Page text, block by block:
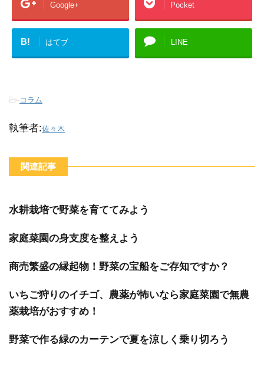
Google+ Pocket
B! はてブ LINE
-コラム
執筆者:佐々木
関連記事
水耕栽培で野菜を育ててみよう
家庭菜園の身支度を整えよう
商売繁盛の縁起物！野菜の宝船をご存知ですか？
いちご狩りのイチゴ、農薬が怖いなら家庭菜園で無農
薬栽培がおすすめ！
野菜で作る緑のカーテンで夏を涼しく乗り切ろう